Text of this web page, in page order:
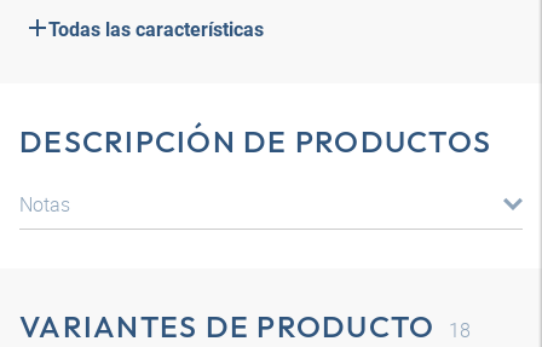
Todas las características
DESCRIPCIÓN DE PRODUCTOS
Notas
VARIANTES DE PRODUCTO
18